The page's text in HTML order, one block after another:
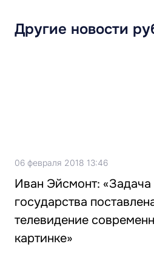
Другие новости
06 февраля 2018 13:46
Иван Эйсмонт: «Задача
государства
телевидение
картинке»